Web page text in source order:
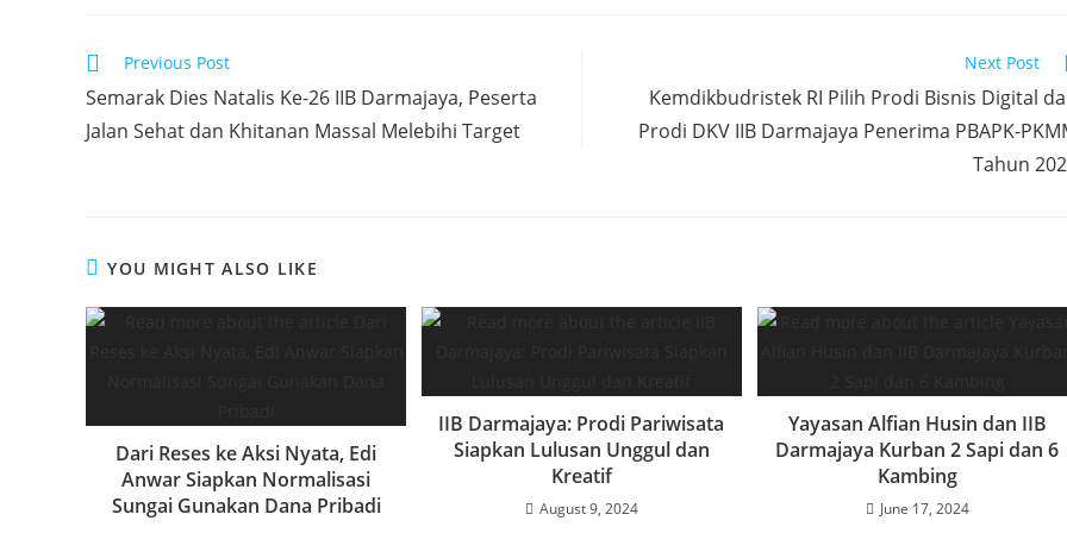
e
b
o
er s
A
p
dI
n
Read
articles
Previous Post
Semarak Dies Natalis Ke-26 IIB Darmajaya, Peserta
Jalan Sehat dan Khitanan Massal Melebihi Target
Next Post
Kemdikbudristek RI Pilih Prodi Bisnis Digital
Prodi DKV IIB Darmajaya Penerima PBAPK-
Tahun
YOU MIGHT ALSO LIKE
Dari Reses ke Aksi Nyata, Edi
Anwar Siapkan Normalisasi
Sungai Gunakan Dana Pribadi
IIB Darmajaya: Prodi Pariwisata
Siapkan Lulusan Unggul dan
Kreatif
August 9, 2024
Yayasan Alfian Husin dan IIB
Darmajaya Kurban 2 Sapi dan 6
Kambing
June 17, 2024